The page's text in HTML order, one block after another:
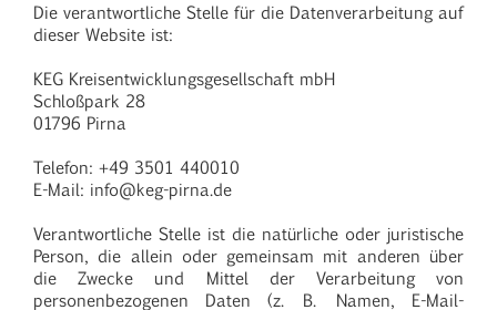
Die verantwortliche Stelle für die Datenverarbeitung auf
dieser Website ist:
KEG Kreisentwicklungsgesellschaft mbH
Schloßpark 28
01796 Pirna
Telefon: +49 3501 440010
E-Mail: info@keg-pirna.de
Verantwortliche Stelle ist die natürliche oder juristische
Person, die allein oder gemeinsam mit anderen über
die Zwecke und Mittel der Verarbeitung von
personenbezogenen Daten (z. B. Namen, E-Mail-